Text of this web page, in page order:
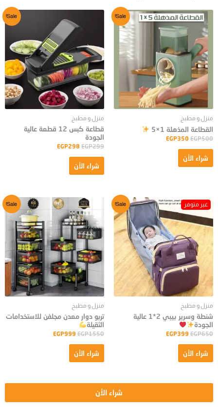
Sale!
منزل و مطبخ
القطاعة المذهلة 1×5
EGP500
EGP350
شراء الأن
Sale!
منزل و مطبخ
قطاعة كبس 12 قطعة عالية
الجودة
EGP299
EGP298
شراء الأن
Sale!
منزل و مطبخ
شنطة وسرير بيبي 2*1 عالية
الجودة
EGP650
EGP399
شراء الأن
Sale!
منزل و مطبخ
تربو دوار معدن مجلفن للاستخدامات
الثقيلة
EGP1550
EGP999
شراء الأن
شراء الأن
جميع الحقوق محفوظة pandastore © 2023